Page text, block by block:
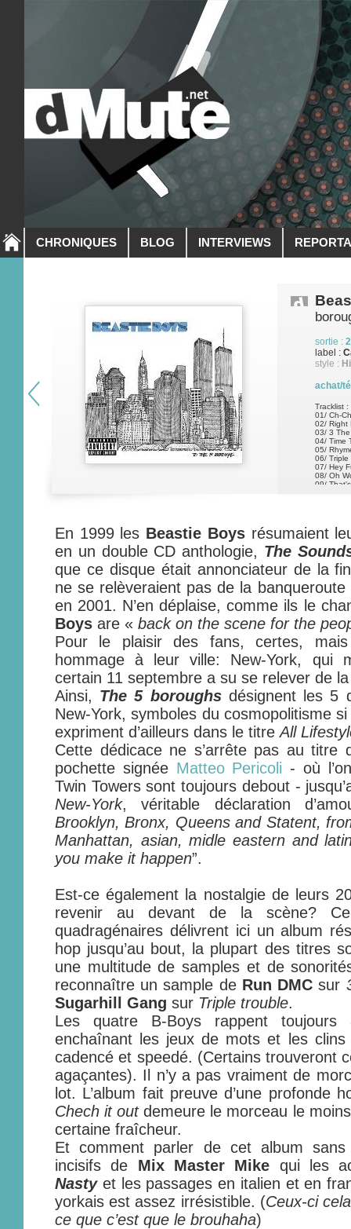
CHRONIQUES BLOG INTERVIEWS
sortie :
label :
style :
achat/
Tracklist :
01/ Ch-
02/ Right
03/ 3
04/ Time
05/
06/ Triple
07/ Hey
08/ Oh
09/
En 1999 les Beastie Boysrésumaient
en un double CD anthologie, The
que ce disque était annonciateur de la
ne se relèveraient pas de la
en 2001. N’en déplaise, comme ils le
Boys are « back on the scene for the
Pour le plaisir des fans, certes,
hommage à leur ville: New-York, qui
certain 11 septembre a su se relever de
Ainsi, The 5 boroughsdésignent les 5
New-York, symboles du cosmopolitisme
expriment d’ailleurs dans le titreAll
Cette dédicace ne s’arrête pas au titre
pochette signée Matteo Pericoli - où
Twin Towers sont toujours debout -
New-York, véritable déclaration
Brooklyn, Bronx, Queens and Statent,
Manhattan, asian, midle eastern and
you make it happen”.
Est-ce également la nostalgie de leurs
revenir au devant de la scène?
quadragénaires délivrent ici un album
hop jusqu’au bout, la plupart des titres
une multitude de samples et de
reconnaître un sample de Run DMC sur
Sugarhill Gang sur Triple trouble.
Les quatre B-Boys rappent
enchaînant les jeux de mots et les
cadencé et speedé. (Certains trouveront
agaçantes). Il n’y a pas vraiment de
lot. L’album fait preuve d’une profonde
Chech it outdemeure le morceau le
certaine fraîcheur.
Et comment parler de cet album sans
incisifs de Mix Master Mike qui les
Nastyet les passages en italien et en
yorkais est assez irrésistible. (Ceux-ci
ce que c’est que le brouhaha)